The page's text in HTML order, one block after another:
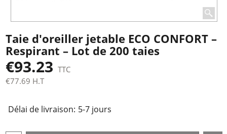
Taie d'oreiller jetable ECO CONFORT –
Respirant – Lot de 200 taies
€93.23 TTC
€77.69 H.T
Délai de livraison: 5-7 jours